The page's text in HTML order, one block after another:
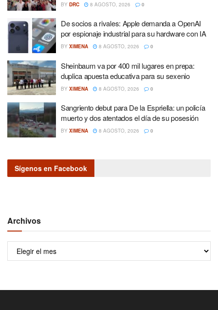
BY DRC 8 AGOSTO, 2026 0
De socios a rivales: Apple demanda a OpenAI
por espionaje industrial para su hardware con IA
BY XIMENA 8 AGOSTO, 2026 0
Sheinbaum va por 400 mil lugares en prepa:
duplica apuesta educativa para su sexenio
BY XIMENA 8 AGOSTO, 2026 0
Sangriento debut para De la Espriella: un policía
muerto y dos atentados el día de su posesión
BY XIMENA 8 AGOSTO, 2026 0
Sígenos en Facebook
Archivos